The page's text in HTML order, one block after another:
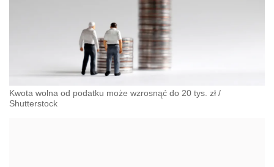
Kwota wolna od podatku może wzrosnąć do 20 tys. zł /
Shutterstock